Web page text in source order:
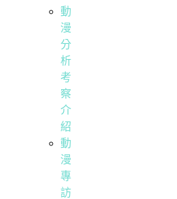
動
漫
分
析
考
察
介
紹
動
漫
專
訪